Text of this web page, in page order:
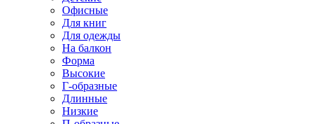
Офисные
Для книг
Для одежды
На балкон
Форма
Высокие
Г-образные
Длинные
Низкие